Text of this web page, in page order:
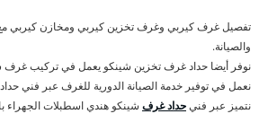
تفصيل غرف كيربي وغرف تخزين كيربي ومخازن كيربي
والصيانة.
نوفر أيضا حداد غرف تخزين شينكو يعمل في تركيب غرف
نعمل في توفير خدمة الصيانة الدورية للغرف عبر فني
نتميز عبر فنيحداد غرف شينكو هندي اسطبلات الجهراء